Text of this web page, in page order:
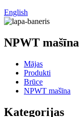
English
NPWT mašīna
Mājas
Produkti
Brūce
NPWT mašīna
Kategorijas